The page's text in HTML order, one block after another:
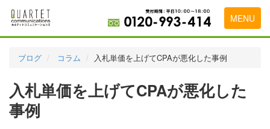
MENU
実績・お客様の声
初めて導入をお考えの方
ブログ コラム 入札単価を上げてCPAが悪化した事例
入札単価を上げてCPAが悪化した
事例